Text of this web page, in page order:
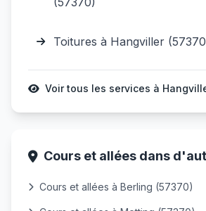
Toitures à Hangviller
Voir tous les services à
Cours et allées dans
Cours et allées à Berling (57370)